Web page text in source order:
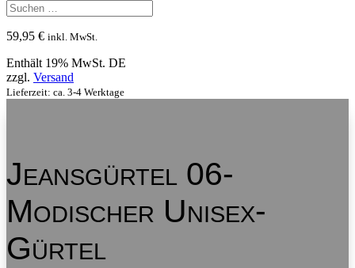
59,95 € inkl. MwSt.
Enthält 19% MwSt. DE
zzgl. Versand
Lieferzeit: ca. 3-4 Werktage
Jeansgürtel 06-
Modischer Unisex-
Gürtel